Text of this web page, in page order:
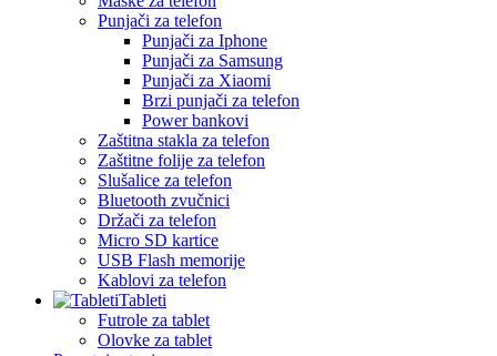
Punjači za telefon
Punjači za Iphone
Punjači za Samsung
Punjači za Xiaomi
Brzi punjači za telefon
Power bankovi
Zaštitna stakla za telefon
Zaštitne folije za telefon
Slušalice za telefon
Bluetooth zvučnici
Držači za telefon
Micro SD kartice
USB Flash memorije
Kablovi za telefon
Tableti
Futrole za tablet
Olovke za tablet